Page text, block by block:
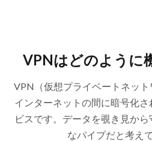
VPNはどのように
VPN（仮想プライベートネッ
インターネットの間に暗号化
ビスです。データを覗き見か
なパイプだと考え